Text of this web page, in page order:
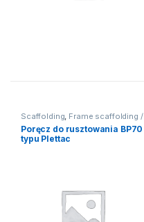
Scaffolding Frame scaffolding /
Facade scaffolding
Rusztowanie BP 70 (Plettac)
Poręcz do rusztowania BP70
typu Plettac